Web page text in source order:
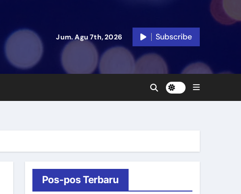
Jum. Agu 7th, 2026 Subscribe
Pos-pos Terbaru